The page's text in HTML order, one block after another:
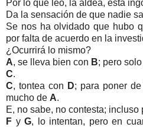
Por lo que leo, la aldea, está
Da la sensación de que nadie
Se nos ha olvidado que hubo
por falta de acuerdo en la
¿Ocurrirá lo mismo?
A, se lleva bien con B; pero
C.
C, tontea con D; para poner
mucho de A.
E, no sabe, no contesta;
F y G, lo intentan, pero en